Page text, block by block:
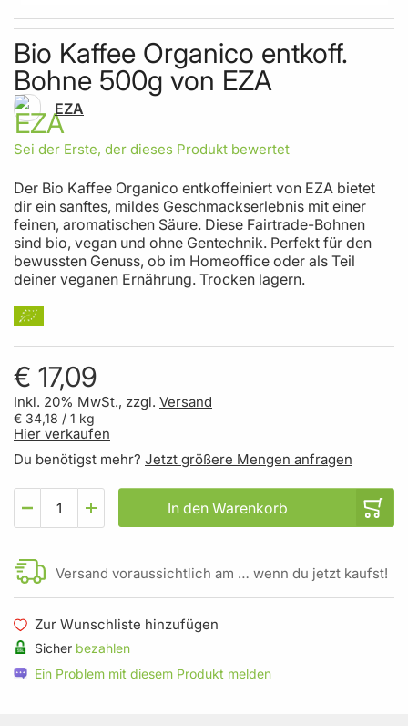
Skip to the beginning of the images gallery
Bio Kaffee Organico entkoff.
Bohne 500g von EZA
EZA
Sei der Erste, der dieses Produkt bewertet
Der Bio Kaffee Organico entkoffeiniert von EZA bietet
dir ein sanftes, mildes Geschmackserlebnis mit einer
feinen, aromatischen Säure. Diese Fairtrade-Bohnen
sind bio, vegan und ohne Gentechnik. Perfekt für den
bewussten Genuss, ob im Homeoffice oder als Teil
deiner veganen Ernährung. Trocken lagern.
€ 17,09
Inkl. 20% MwSt., zzgl. Versand
€ 34,18 / 1 kg
Hier verkaufen
Du benötigst mehr? Jetzt größere Mengen anfragen
In den Warenkorb
Versand voraussichtlich am … wenn du jetzt kaufst!
Zur Wunschliste hinzufügen
Sicher bezahlen
Ein Problem mit diesem Produkt melden